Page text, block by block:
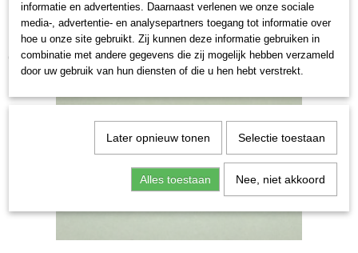
Ook interessant
informatie en advertenties. Daarnaast verlenen we onze sociale
media-, advertentie- en analysepartners toegang tot informatie over
hoe u onze site gebruikt. Zij kunnen deze informatie gebruiken in
combinatie met andere gegevens die zij mogelijk hebben verzameld
door uw gebruik van hun diensten of die u hen hebt verstrekt.
Later opnieuw tonen Selectie toestaan
Alles toestaan Nee, niet akkoord